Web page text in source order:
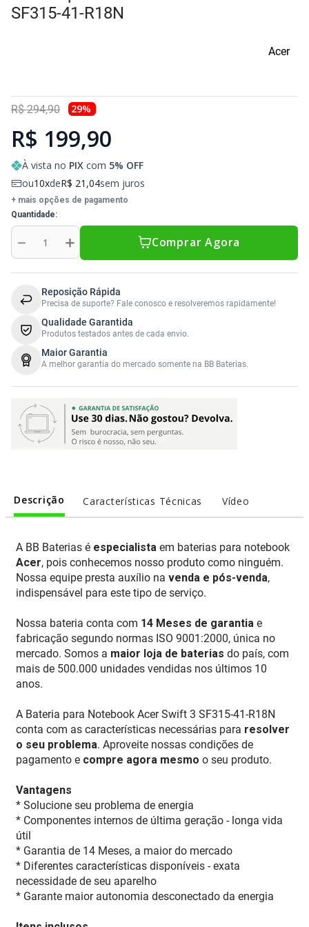
SF315-41-R18N
Acer
R$ 294,90 29%
R$ 199,90
À vista no PIX com 5% OFF
ou10 deR$ 21 ,04sem juros
+ mais opções de pagamento
Quantidade
＋
－ Comprar Agora
Reposição Rápida
Precisa de suporte? Fale conosco e resolveremos rapidamente!
Qualidade Garantida
Produtos testados antes de cada envio.
Maior Garantia
A melhor garantia do mercado somente na BB Baterias.
Descrição Características Técnicas Vídeo
A BB Baterias é especialista em baterias para notebook
Acer, pois conhecemos nosso produto como ninguém.
Nossa equipe presta auxílio na venda e pós-venda,
indispensável para este tipo de serviço.
Nossa bateria conta com 14 Meses de garantia e
fabricação segundo normas ISO 9001:2000, única no
mercado. Somos a maior loja de baterias do país, com
mais de 500.000 unidades vendidas nos últimos 10
anos.
A Bateria para Notebook Acer Swift 3 SF315-41-R18N
conta com as características necessárias para resolver
o seu problema. Aproveite nossas condições de
pagamento e compre agora mesmo o seu produto.
Vantagens
* Solucione seu problema de energia
* Componentes internos de última geração - longa vida
útil
* Garantia de 14 Meses, a maior do mercado
* Diferentes características disponíveis - exata
necessidade de seu aparelho
* Garante maior autonomia desconectado da energia